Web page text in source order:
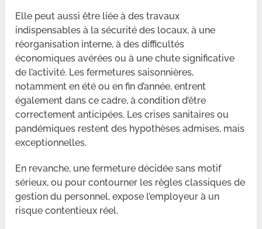
Elle peut aussi être liée à des travaux
indispensables à la sécurité des locaux, à une
réorganisation interne, à des difficultés
économiques avérées ou à une chute significative
de l’activité. Les fermetures saisonnières,
notamment en été ou en fin d’année, entrent
également dans ce cadre, à condition d’être
correctement anticipées. Les crises sanitaires ou
pandémiques restent des hypothèses admises, mais
exceptionnelles.
En revanche, une fermeture décidée sans motif
sérieux, ou pour contourner les règles classiques de
gestion du personnel, expose l’employeur à un
risque contentieux réel.